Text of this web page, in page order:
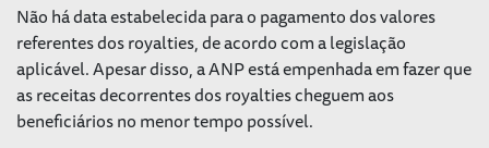
Não há data estabelecida para o pagamento dos valores
referentes dos royalties, de acordo com a legislação
aplicável. Apesar disso, a ANP está empenhada em fazer que
as receitas decorrentes dos royalties cheguem aos
beneficiários no menor tempo possível.